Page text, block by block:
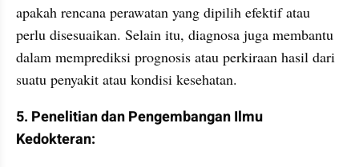
apakah rencana perawatan yang dipilih efektif atau
perlu disesuaikan. Selain itu, diagnosa juga membantu
dalam memprediksi prognosis atau perkiraan hasil dari
suatu penyakit atau kondisi kesehatan.
5. Penelitian dan Pengembangan Ilmu
Kedokteran: